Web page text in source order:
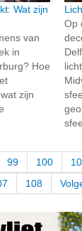
Wat zijn
van
in
Hoe
zijn
Op
99 100
108